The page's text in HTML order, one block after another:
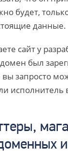
будет,
данные.
сайт у
был
запросто
исполнитель